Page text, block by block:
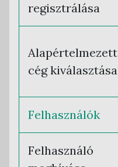
regisztrálása
Alapértelmezett
cég kiválasztása
Felhasználók
Felhasználó